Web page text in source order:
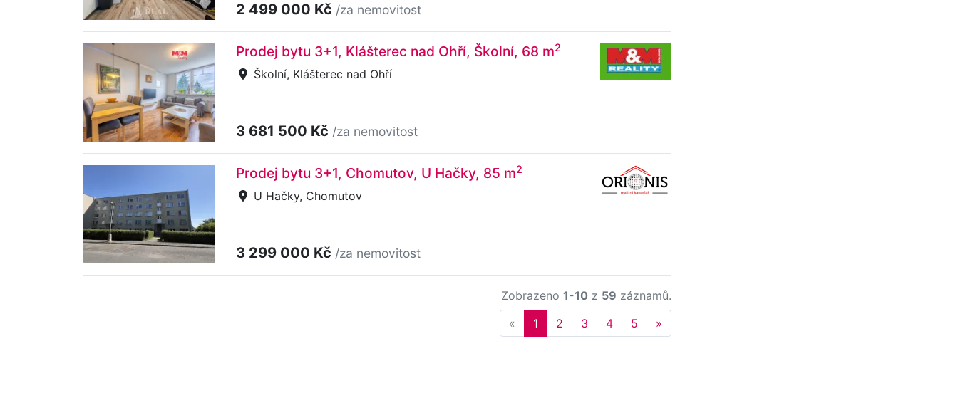
2 499 000 Kč /za nemovitost
Prodej bytu 3+1, Klášterec nad Ohří, Školní, 68 m2
Školní, Klášterec nad Ohří
3 681 500 Kč /za nemovitost
Prodej bytu 3+1, Chomutov, U Hačky, 85 m2
U Hačky, Chomutov
3 299 000 Kč /za nemovitost
Zobrazeno 1-10 z 59 záznamů.
« Previous
1 2 3 4 5 »